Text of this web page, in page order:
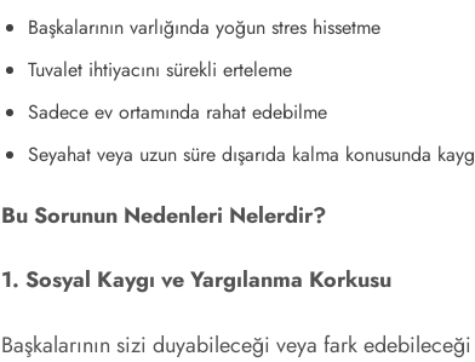
Başkalarının varlığında yoğun stres hissetme
Tuvalet ihtiyacını sürekli erteleme
Sadece ev ortamında rahat edebilme
Seyahat veya uzun süre dışarıda kalma konusunda
Bu Sorunun Nedenleri Nelerdir?
1. Sosyal Kaygı ve Yargılanma Korkusu
Başkalarının sizi duyabileceği veya fark